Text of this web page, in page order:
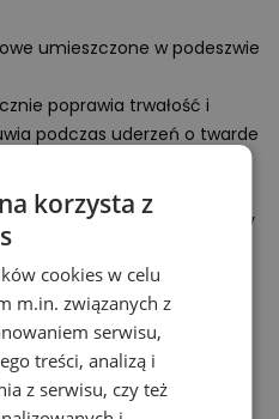
umieszczone w podeszwie
poprawia trwałość i
podczas uderzeń o twarde
na wsparciu śródstopia,
dynamiczne skręty stopy
system
poduszkę.
korzysta z
cookies w celu
m.in. związanych z
serwisu,
treści, analizą i
z serwisu, czy też